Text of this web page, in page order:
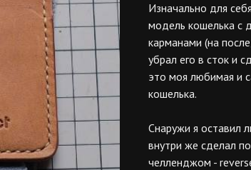
Изначально для
модель кошелька с
карманами (на
убрал его в сток и
это моя любимая и
кошелька.
Снаружи я оставил
внутри же сделал
челленджом -